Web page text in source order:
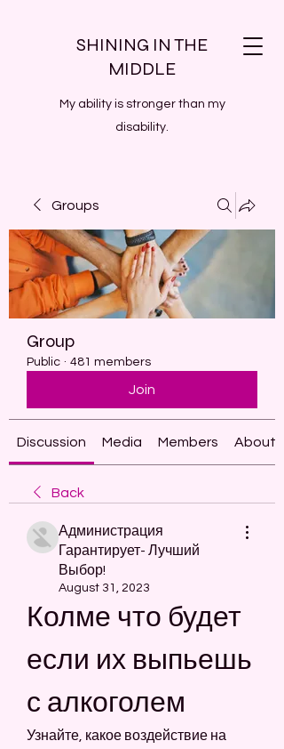
SHINING IN THE
MIDDLE
My ability is stronger than my
disability.
Groups
Group
Public · 481 members
Join
Discussion Media Members About
Back
Администрация
Гарантирует- Лучший
Выбор!
August 31, 2023
Колме что будет
если их выпьешь
с алкоголем
Узнайте, какое воздействие на